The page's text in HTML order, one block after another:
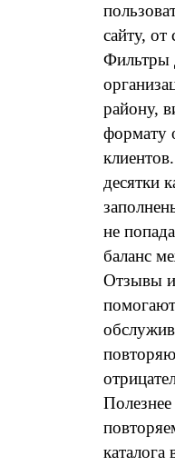
сайту,
Фильтры
району,
формату
десятки
не
баланс
Отзывы и